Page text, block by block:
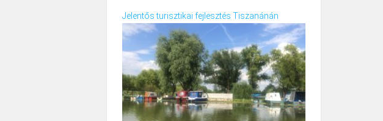
Jelentős turisztikai fejlesztés Tiszanánán